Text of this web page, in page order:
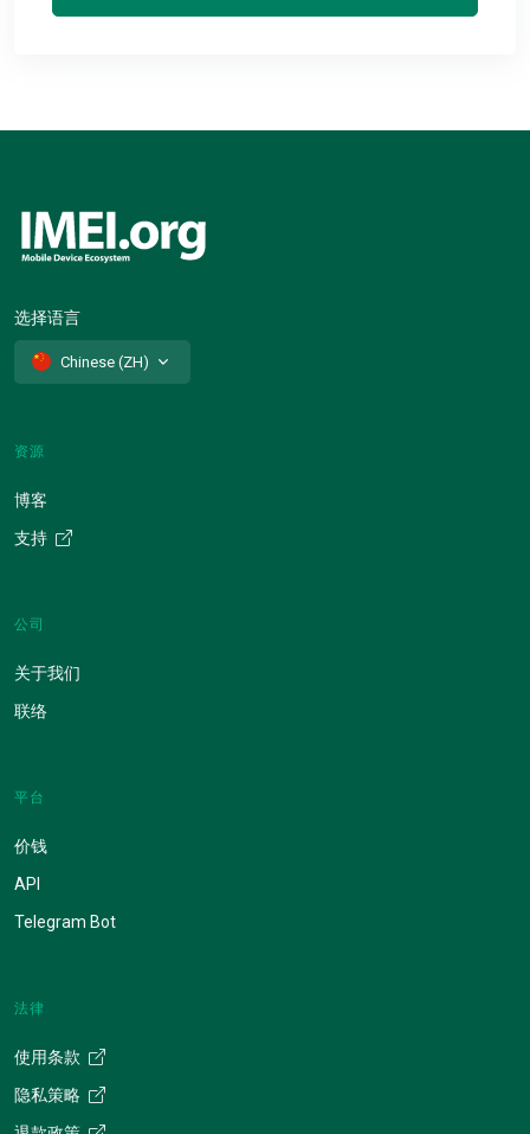
选择语言
Chinese (ZH)
资源
博客
支持
公司
关于我们
联络
平台
价钱
API
Telegram Bot
法律
使用条款
隐私策略